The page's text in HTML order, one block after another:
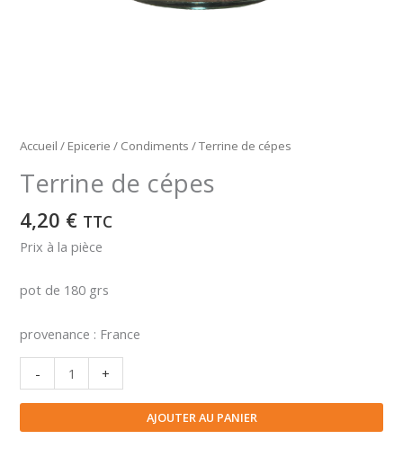
Accueil / Epicerie / Condiments / Terrine de cépes
Terrine de cépes
4,20 € TTC
Prix à la pièce
pot de 180 grs
provenance : France
-
quantité
de
Terrine
de
+
AJOUTER AU PANIER